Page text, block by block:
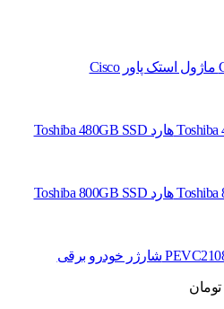
ماژول استک پاور Cisco
هارد Toshiba 480GB SSD
هارد Toshiba 800GB SSD
شارژر خودرو برقی
تومان